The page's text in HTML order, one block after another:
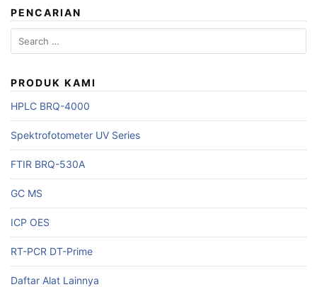
PENCARIAN
Search
for:
PRODUK KAMI
HPLC BRQ-4000
Spektrofotometer UV Series
FTIR BRQ-530A
GC MS
ICP OES
RT-PCR DT-Prime
Daftar Alat Lainnya